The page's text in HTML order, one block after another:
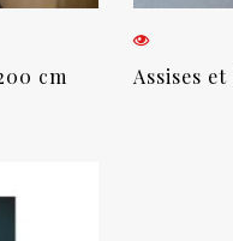
cm
Assises